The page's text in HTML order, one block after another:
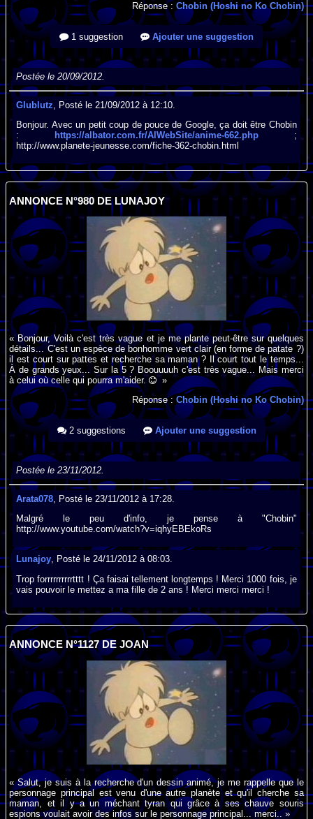
Réponse : Chobin (Hoshi no Ko Chobin)
1 suggestion Ajouter une suggestion
Postée le 20/09/2012.
Glublutz , Posté le 21/09/2012 à 12:10.
Bonjour. Avec un petit coup de pouce de Google, ça doit être Chobin
:
https://albator.com.fr/AlWebSite/anime-662.php ;
http://www.planete-jeunesse.com/fiche-362-chobin.html
ANNONCE N°980 DE LUNAJOY
« Bonjour, Voilà c'est très vague et je me plante peut-être sur quelques
détails... C'est un espèce de bonhomme vert clair (en forme de patate ?)
il est court sur pattes et recherche sa maman ? Il court tout le temps...
À de grands yeux... Sur la 5 ? Boouuuuh c'est très vague... Mais merci
à celui où celle qui pourra m'aider.
»
Réponse : Chobin (Hoshi no Ko Chobin)
2 suggestions Ajouter une suggestion
Postée le 23/11/2012.
Arata078 , Posté le 23/11/2012 à 17:28.
Malgré le peu d'info, je pense à "Chobin"
http://www.youtube.com/watch?v=iqhyEBEkoRs
Lunajoy, Posté le 24/11/2012 à 08:03.
Trop forrrrrrrrrrtttt ! Ça faisai tellement longtemps ! Merci 1000 fois, je
vais pouvoir le mettez a ma fille de 2 ans ! Merci merci merci !
ANNONCE N°1127 DE JOAN
« Salut, je suis à la recherche d'un dessin animé, je me rappelle que le
personnage principal est venu d'une autre planète et qu'il cherche sa
maman, et il y a un méchant tyran qui grâce à ses chauve souris
espions voulait avoir des infos sur le personnage principal... merci.. »